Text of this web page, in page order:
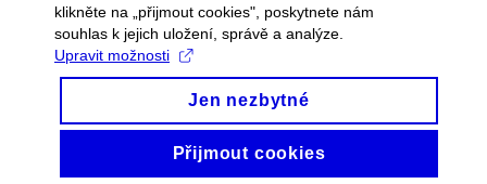
klikněte na „přijmout cookies", poskytnete nám
souhlas k jejich uložení, správě a analýze.
Upravit možnosti
Jen nezbytné
Přijmout cookies